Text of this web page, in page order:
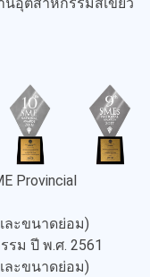
Provincial
ละขนาดย่อม)
รม ปี พ.ศ. 2561
ละขนาดย่อม)